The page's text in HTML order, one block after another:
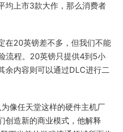
均上市3款大作，那么消费者
20英镑差不多，但我们不能
流程。20英镑只提供4到5小
余内容则可以通过DLC进行二
任天堂这样的硬件主机厂
创造新的商业模式，他解释